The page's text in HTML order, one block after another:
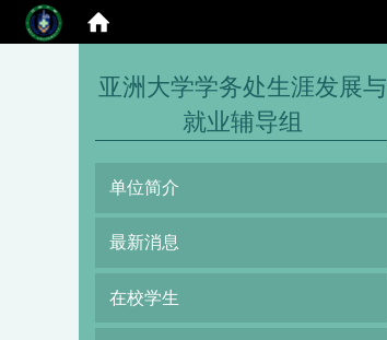
亚洲大学学务处生涯发展与
就业辅导组
单位简介
最新消息
在校学生